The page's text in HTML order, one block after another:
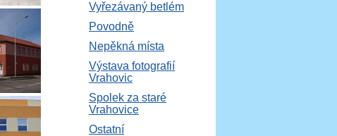
Vyřezávaný betlém
Povodně
Nepěkná místa
Výstava fotografií
Vrahovic
Spolek za staré
Vrahovice
Ostatní